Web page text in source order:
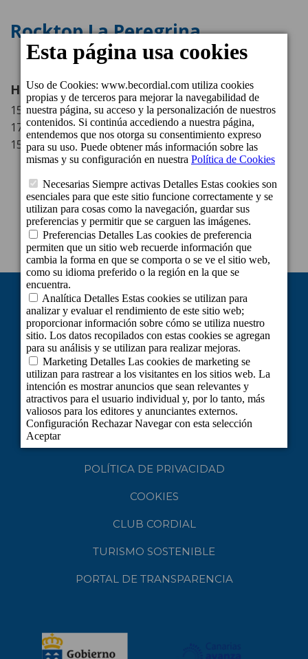
Rocktop La Peregrina
Horario
15.30 - 23.30 h (Lunes, martes, miércoles y domingo)
17.00 - 00.30 h (Jueves)
15.30 - 01.00 h (Viernes y sábado)
TRABAJA CON NOSOTROS
POLÍTICA DE PRIVACIDAD
COOKIES
CLUB CORDIAL
TURISMO SOSTENIBLE
PORTAL DE TRANSPARENCIA